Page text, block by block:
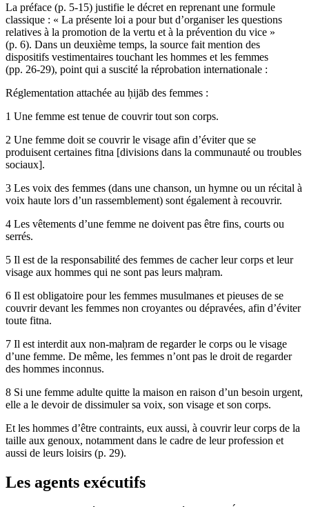
La préface (p. 5-15) justifie le décret en reprenant une formule
classique : « La présente loi a pour but d’organiser les questions
relatives à la promotion de la vertu et à la prévention du vice »
(p. 6). Dans un deuxième temps, la source fait mention des
dispositifs vestimentaires touchant les hommes et les femmes
(pp. 26-29), point qui a suscité la réprobation internationale :
Réglementation attachée au ḥijāb des femmes :
1 Une femme est tenue de couvrir tout son corps.
2 Une femme doit se couvrir le visage afin d’éviter que se
produisent certaines fitna [divisions dans la communauté ou troubles
sociaux].
3 Les voix des femmes (dans une chanson, un hymne ou un récital à
voix haute lors d’un rassemblement) sont également à recouvrir.
4 Les vêtements d’une femme ne doivent pas être fins, courts ou
serrés.
5 Il est de la responsabilité des femmes de cacher leur corps et leur
visage aux hommes qui ne sont pas leurs maḥram.
6 Il est obligatoire pour les femmes musulmanes et pieuses de se
couvrir devant les femmes non croyantes ou dépravées, afin d’éviter
toute fitna.
7 Il est interdit aux non-maḥram de regarder le corps ou le visage
d’une femme. De même, les femmes n’ont pas le droit de regarder
des hommes inconnus.
8 Si une femme adulte quitte la maison en raison d’un besoin urgent,
elle a le devoir de dissimuler sa voix, son visage et son corps.
Et les hommes d’être contraints, eux aussi, à couvrir leur corps de la
taille aux genoux, notamment dans le cadre de leur profession et
aussi de leurs loisirs (p. 29).
Les agents exécutifs